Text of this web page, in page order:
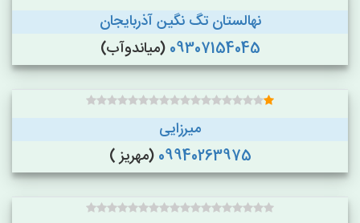
نهالستان تگ نگین آذربایجان
09307154045 (میاندوآب)
میرزایی
09940263975 (مهریز )